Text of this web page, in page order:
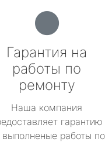
Гарантия на
работы по
ремонту
Наша компания
гарантию
выполненые работы по